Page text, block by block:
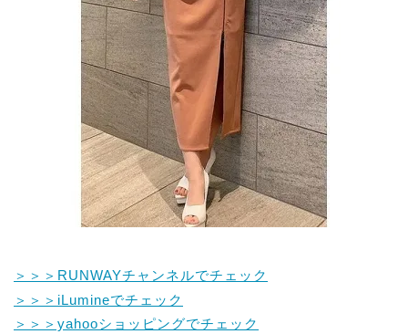
＞＞＞RUNWAYチャンネルでチェック
＞＞＞iLumineでチェック
＞＞＞yahooショッピングでチェック